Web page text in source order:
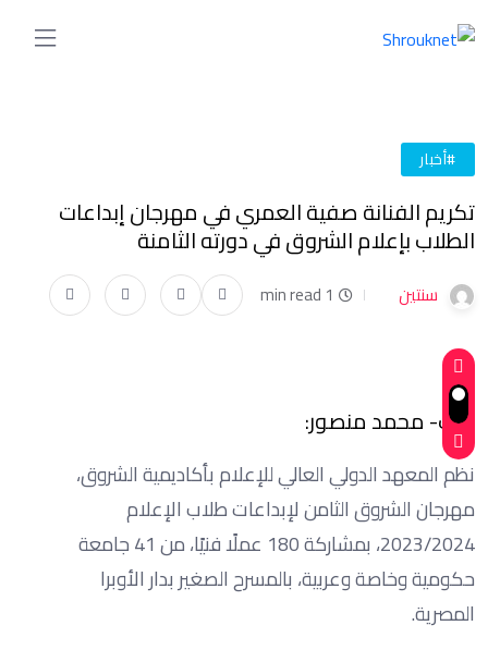
#أخبار
تكريم الفنانة صفية العمري في مهرجان إبداعات
الطلاب بإعلام الشروق في دورته الثامنة
سنتين 1 min read
كتب- محمد منصور:
نظم المعهد الدولي العالي للإعلام بأكاديمية الشروق،
مهرجان الشروق الثامن لإبداعات طلاب الإعلام
2023/2024، بمشاركة 180 عملًا فنيًا، من 41 جامعة
حكومية وخاصة وعربية، بالمسرح الصغير بدار الأوبرا
المصرية.